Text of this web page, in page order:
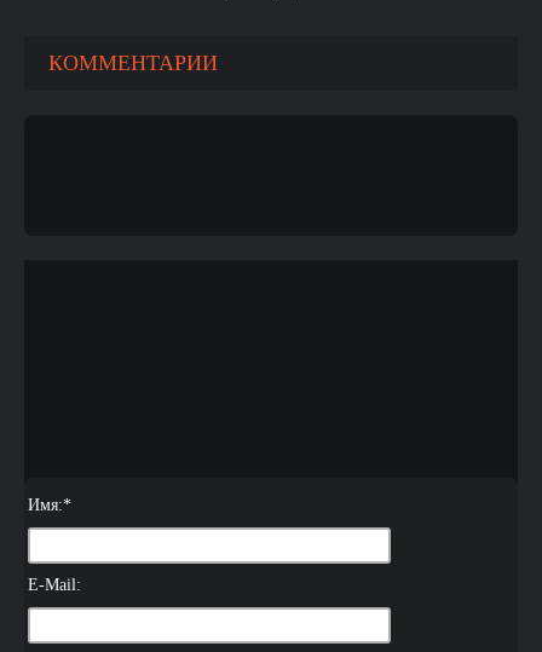
КОММЕНТАРИИ
Имя:*
E-Mail: